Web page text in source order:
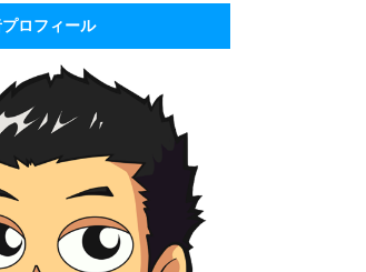
ロフィール